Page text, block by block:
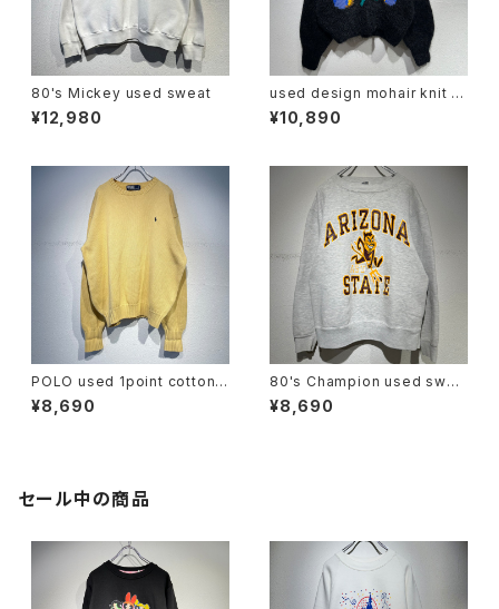
80's Mickey used sweat
¥12,980
used design mohair knit c
ardigan
¥10,890
POLO used 1point cotton k
nit
¥8,690
80's Champion used swea
t
¥8,690
セール中の商品